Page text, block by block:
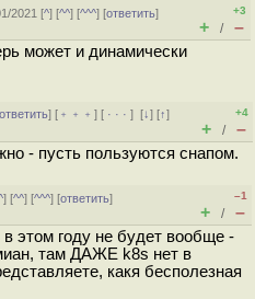
2021 [^] [^^] [^^^] [ответить]
+3
+ / –
может и динамически
ответить] [ ﹢﹢﹢] [ · · ·][↓] [↑]
+4
+ / –
- пусть пользуются снапом.
] [^^] [^^^] [ответить]
–1
+ / –
этом году не будет вообще -
там ДАЖЕ k8s нет в
какя бесполезная